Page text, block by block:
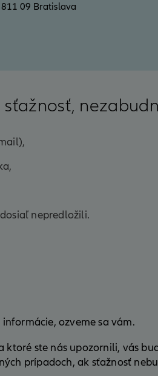
811 09 Bratislava
nepredložili.
ozveme sa vám.
ste nás upozornili, vás
prípadoch, ak sťažnosť